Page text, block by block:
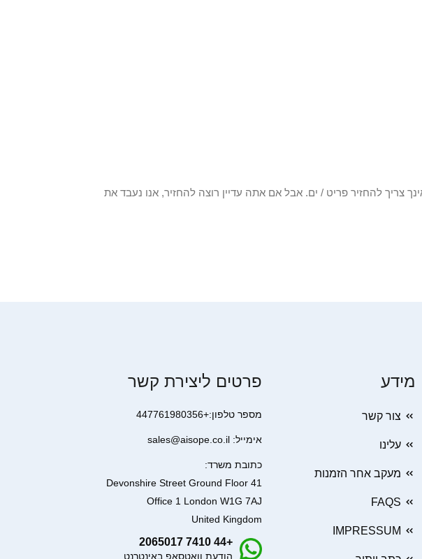
החלפה ואינך צריך להחזיר פריט / ים. אבל אם אתה עדיין רוצה להחזיר, אנו נעבד את
מידע
צור קשר
עלינו
מעקב אחר הזמנות
FAQS
IMPRESSUM
פרטים ליצירת קשר
מספר טלפון:+447761980356
אימייל: sales@aisope.co.il
כתובת משרד:
41 Devonshire Street Ground Floor
Office 1 London W1G 7AJ
United Kingdom
+44 7410 2065017
הודעת וואטסאפ באינטרנט